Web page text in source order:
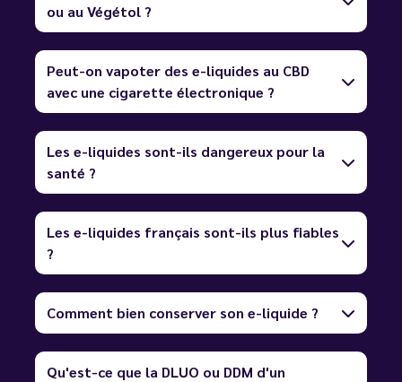
ou au Végétol ?
Peut-on vapoter des e-liquides au CBD
avec une cigarette électronique ?
Les e-liquides sont-ils dangereux pour la
santé ?
Les e-liquides français sont-ils plus fiables
?
Comment bien conserver son e-liquide ?
Qu'est-ce que la DLUO ou DDM d'un